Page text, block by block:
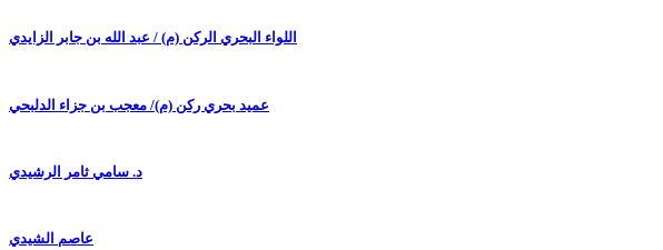
اللواء البحري الركن (م) / عبد الله بن جابر الزايدي
عميد بحري ركن (م)/ معجب بن جزاء الدلبحي
د. سامي ثامر الرشيدي
عاصم الشيدي